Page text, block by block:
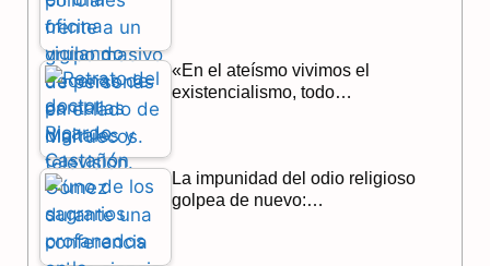
«En el ateísmo vivimos el
existencialismo, todo…
La impunidad del odio religioso
golpea de nuevo:…